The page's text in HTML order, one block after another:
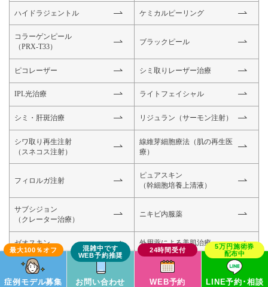
ハイドラジェントル ケミカルピーリング
コラーゲンピール
（PRX-T33）
ブラックピール
ピコレーザー シミ取りレーザー治療
IPL光治療 ライトフェイシャル
シミ・肝斑治療 リジュラン（サーモン注射）
シワ取り再生注射
（スネコス注射）
線維芽細胞療法（肌の再生医
療）
フィロルガ注射
ピュアスキン
（幹細胞培養上清液）
サブシジョン
（クレーター治療）
ニキビ内服薬
ゼオスキン 外用薬による美肌治療
ハンドベイン治療
症例モデル募集 お問い合わせ WEB予約 LINE予約･相談